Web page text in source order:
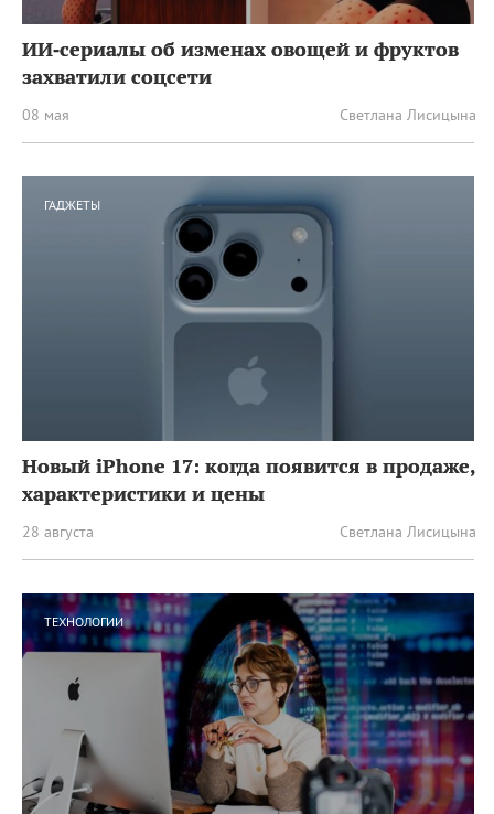
ИИ‑сериалы об изменах овощей и фруктов
захватили соцсети
08 мая Светлана Лисицына
ГАДЖЕТЫ
Новый iPhone 17: когда появится в продаже,
характеристики и цены
28 августа Светлана Лисицына
ТЕХНОЛОГИИ